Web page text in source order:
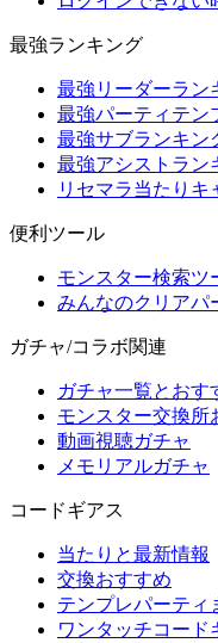
最強ランキング
最強リーダーラン
最強パーティテン
最強サブランキン
最強アシストラン
リセマラ当たりキ
便利ツール
モンスター検索ツ
みんなのクリアパ
ガチャ/コラボ関連
ガチャ一覧とおす
モンスター交換所
動画視聴ガチャ
メモリアルガチャ
コードギアス
当たりと最新情報
交換おすすめ
テンプレパーティ
ワンタッチコード